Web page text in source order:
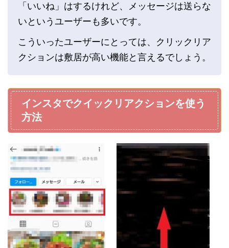
「いいね」はするけれど、メッセージは送らな
いというユーザーも多いです。
こういったユーザーにとっては、クリックリア
クションは敷居が高い機能と言えるでしょう。
インスタでクイックリアクションを使う
方法